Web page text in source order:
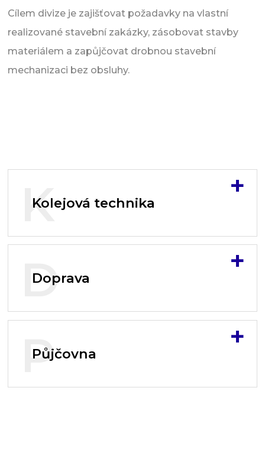
Cílem divize je zajišťovat požadavky na vlastní
realizované stavební zakázky, zásobovat stavby
materiálem a zapůjčovat drobnou stavební
mechanizaci bez obsluhy.
K
Kolejová technika
+
D
Doprava
+
P
Půjčovna
+